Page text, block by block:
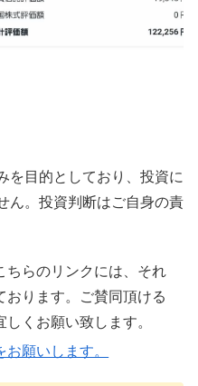
を目的としており、投資に
ん。投資判断はご自身の責
ちらのリンクには、それ
おります。ご賛同頂ける
くお願い致します。
願いします。